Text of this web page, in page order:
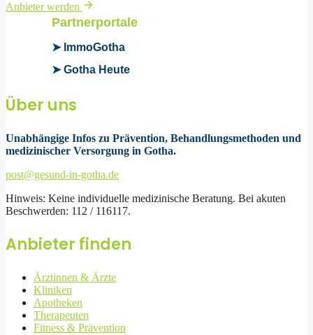
Anbieter werden
Partnerportale
➤ ImmoGotha
➤ Gotha Heute
Über uns
Unabhängige Infos zu Prävention, Behandlungsmethoden und
medizinischer Versorgung in Gotha.
post@gesund-in-gotha.de
Hinweis: Keine individuelle medizinische Beratung. Bei akuten
Beschwerden: 112 / 116117.
Anbieter finden
Ärztinnen & Ärzte
Kliniken
Apotheken
Therapeuten
Fitness & Prävention